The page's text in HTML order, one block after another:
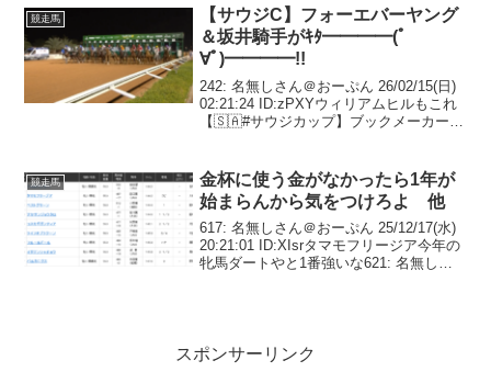
についての調査結果を13...
競走馬
【サウジC】フォーエバーヤング
＆坂井騎手がｷﾀ━━━━(ﾟ
∀ﾟ)━━━━!!
242: 名無しさん＠おーぷん 26/02/15(日)
02:21:24 ID:zPXYウィリアムヒルもこれ
【🇸🇦#サウジカップ】ブックメーカー
競走馬
金杯に使う金がなかったら1年が
始まらんから気をつけろよ 他
617: 名無しさん＠おーぷん 25/12/17(水)
20:21:01 ID:XIsrタマモフリージア今年の
牝馬ダートやと1番強いな621: 名無しさ
スポンサーリンク